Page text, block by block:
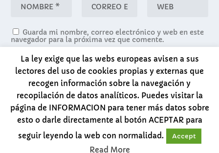
Guarda mi nombre, correo electrónico y web en este
navegador para la próxima vez que comente.
| Desarrollado por
WordPress
La ley exige que las webs europeas avisen a sus
lectores del uso de cookies propias y externas que
recogen información sobre la navegación y
recopilación de datos analíticos. Puedes visitar la
página de INFORMACION para tener más datos sobre
esto o darle directamente al botón ACEPTAR para
seguir leyendo la web con normalidad.
Accept
Read More